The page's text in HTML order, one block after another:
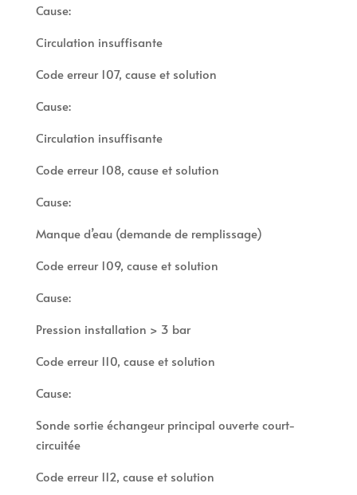
Cause:
Circulation insuffisante
Code erreur 107, cause et solution
Cause:
Circulation insuffisante
Code erreur 108, cause et solution
Cause:
Manque d’eau (demande de remplissage)
Code erreur 109, cause et solution
Cause:
Pression installation > 3 bar
Code erreur 110, cause et solution
Cause:
Sonde sortie échangeur principal ouverte court-
circuitée
Code erreur 112, cause et solution